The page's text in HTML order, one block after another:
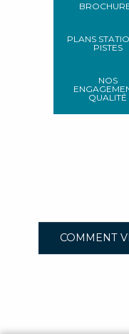
PLANS
PISTES
NOS
QUALITÉ
COMMENT